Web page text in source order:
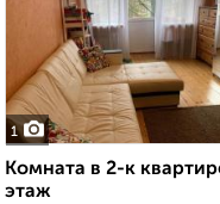
1
Комната в 2-к
этаж